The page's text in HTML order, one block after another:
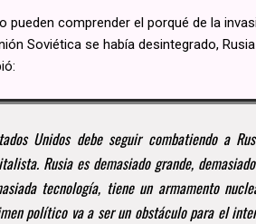
pueden comprender el porqué de la
Soviética se había desintegrado,
Unidos debe seguir combatiendo a
Rusia es demasiado grande,
tecnología, tiene un armamento
político va a ser un obstáculo para el